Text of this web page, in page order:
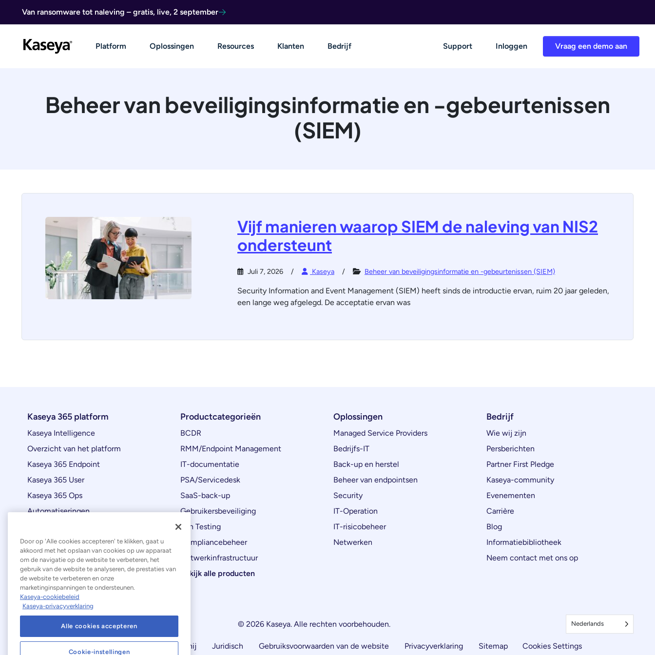
Van ransomware tot naleving – gratis, live, 2 september
Vraag een demo aan
Platform Oplossingen Resources Klanten Bedrijf Support Inloggen
Beheer van beveiligingsinformatie en -gebeurtenissen
(SIEM)
Vijf manieren waarop SIEM de naleving van NIS2
ondersteunt
Juli 7, 2026 Kaseya Beheer van beveiligingsinformatie en -gebeurtenissen (SIEM)
Security Information and Event Management (SIEM) heeft sinds de introductie ervan, ruim 20 jaar geleden,
een lange weg afgelegd. De acceptatie ervan was
Kaseya 365 platform
Kaseya Intelligence
Overzicht van het platform
Kaseya 365 Endpoint
Kaseya 365 User
Kaseya 365 Ops
Automatiseringen
Productcategorieën
BCDR
RMM/Endpoint Management
IT-documentatie
PSA/Servicedesk
SaaS-back-up
Gebruikersbeveiliging
Pen Testing
Compliancebeheer
Netwerkinfrastructuur
Bekijk alle producten
Oplossingen
Managed Service Providers
Bedrijfs-IT
Back-up en herstel
Beheer van endpointsen
Security
IT-Operation
IT-risicobeheer
Netwerken
Bedrijf
Wie wij zijn
Persberichten
Partner First Pledge
Kaseya-community
Evenementen
Carrière
Blog
Informatiebibliotheek
Neem contact met ons op
© 2026 Kaseya. Alle rechten voorbehouden. Nederlands
Verklaring inzake moderne slavernij Juridisch Gebruiksvoorwaarden van de website Privacyverklaring Sitemap Cookies Settings
Door op 'Alle cookies accepteren' te klikken, gaat u
akkoord met het opslaan van cookies op uw apparaat
om de navigatie op de website te verbeteren, het
gebruik van de website te analyseren, de prestaties van
de website te verbeteren en onze
marketinginspanningen te ondersteunen.
Kaseya-cookiebeleid
Kaseya-privacyverklaring
Alle cookies accepteren
Cookie-instellingen